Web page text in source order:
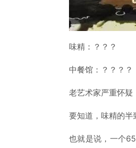
味精：？？？
中餐馆：？？？？
老艺术家严重怀疑
要知道，味精的
也就是说，一个